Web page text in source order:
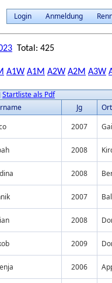
Login Anmeldung
Total: 425
A1W A1M A2W A2M A3W
Startliste als Pdf
Jg
Ort
2007
2008
2008
2007
2008
2009
2006